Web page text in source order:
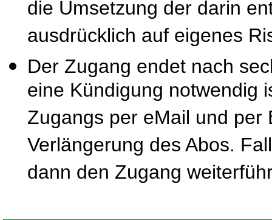
die Umsetzung der darin
ausdrücklich auf eigenes
Der Zugang endet nach
eine Kündigung notwendig
Zugangs per eMail und per
Verlängerung des Abos.
dann den Zugang